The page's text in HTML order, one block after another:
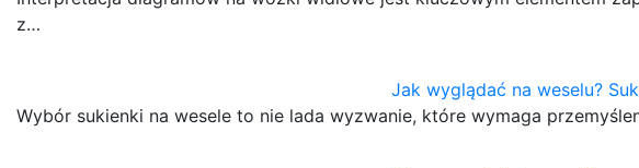
z…
Jak wyglądać na weselu?
Wybór sukienki na wesele to nie lada wyzwanie, które wymaga